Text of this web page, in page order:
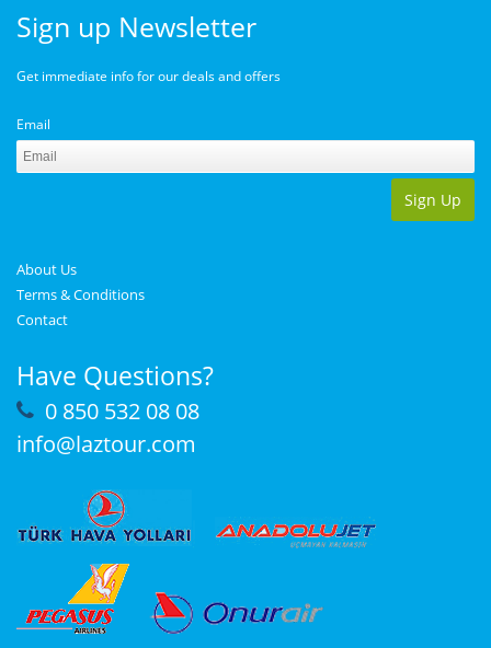
Sign up Newsletter
Get immediate info for our deals and offers
Email
Sign Up
About Us
Terms & Conditions
Contact
Have Questions?
0 850 532 08 08
info@laztour.com